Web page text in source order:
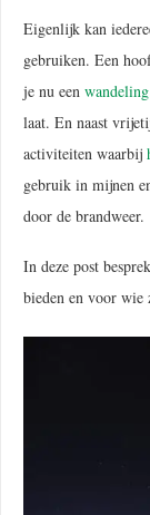
Eigenlijk kan
gebruiken. Een
je nu een wandeling
laat. En naast
activiteiten waarbij
gebruik in mijnen
door de brandweer.
In deze post
bieden en voor wie